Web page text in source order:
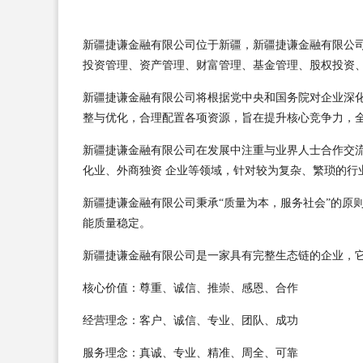
新疆捷谦金融有限公司位于新疆，新疆捷谦金融有限公
投资管理、资产管理、财富管理、基金管理、股权投
新疆捷谦金融有限公司将根据党中央和国务院对企业
整与优化，合理配置各项资源，旨在提升核心竞争力
新疆捷谦金融有限公司在发展中注重与业界人士合作
化业、外商独资 企业等领域，针对较为复杂、繁琐的
新疆捷谦金融有限公司秉承“质量为本，服务社会”的
能质量稳定。
新疆捷谦金融有限公司是一家具有完整生态链的企业
核心价值：尊重、诚信、推崇、感恩、合作
经营理念：客户、诚信、专业、团队、成功
服务理念：真诚、专业、精准、周全、可靠